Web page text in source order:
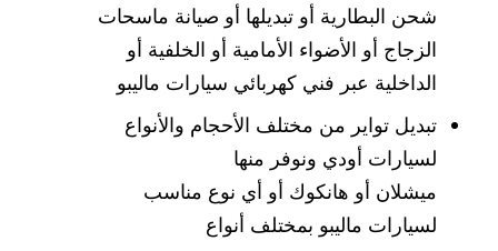
شحن البطارية أو تبديلها أو صيانة ماسحات
الزجاج أو الأضواء الأمامية أو الخلفية أو
الداخلية عبر فني كهربائي سيارات ماليبو
تبديل تواير من مختلف الأحجام والأنواع
لسيارات أودي ونوفر منها
ميشلان أو هانكوك أو أي نوع مناسب
لسيارات ماليبو بمختلف أنواع